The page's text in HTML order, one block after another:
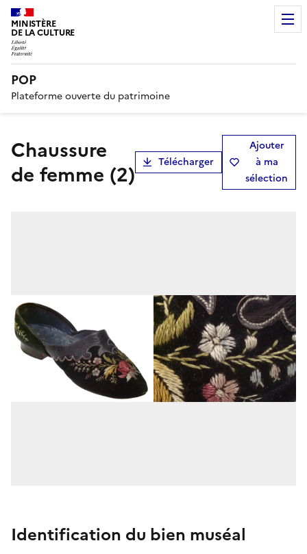
MINISTÈRE
DE LA CULTURE
POP
Plateforme ouverte du patrimoine
chaussure
de femme (2)
Télécharger
Ajouter
à ma
sélection
Identification du bien muséal